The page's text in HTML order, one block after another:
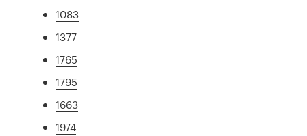
1083
1377
1765
1795
1663
1974